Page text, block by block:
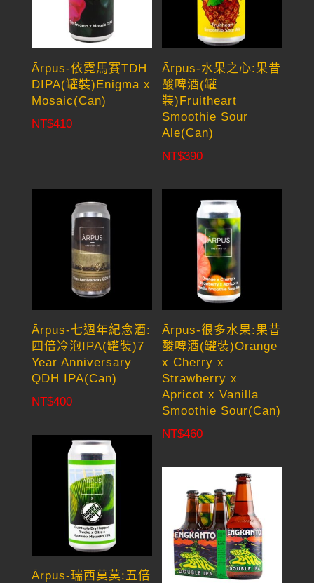
Ārpus-依霓馬賽TDH
DIPA(罐裝)Enigma x
Mosaic(Can)
NT$410
Ārpus-水果之心:果昔
酸啤酒(罐
裝)Fruitheart
Smoothie Sour
Ale(Can)
NT$390
Ārpus-七週年紀念酒:
四倍冷泡IPA(罐裝)7
Year Anniversary
QDH IPA(Can)
NT$400
Ārpus-很多水果:果昔
酸啤酒(罐裝)Orange
x Сherry x
Strawberry x
Apricot x Vanilla
Smoothie Sour(Can)
NT$460
Ārpus-瑞西莫莫:五倍